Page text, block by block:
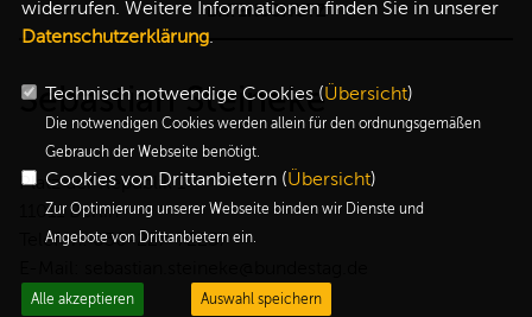
DATENSCHUTZ
Sebastian Steineke
Platz der Republik 1
11011 Berlin
Telefon: 030-227-72257
widerrufen. Weitere Informationen finden Sie in unserer
Datenschutzerklärung.
Technisch notwendige Cookies (Übersicht)
Die notwendigen Cookies werden allein für den ordnungsgemäßen
Gebrauch der Webseite benötigt.
Cookies von Drittanbietern (Übersicht)
Zur Optimierung unserer Webseite binden wir Dienste und
Angebote von Drittanbietern ein.
Alle akzeptieren Auswahl speichern